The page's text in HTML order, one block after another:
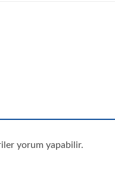
yorum yapabilir.